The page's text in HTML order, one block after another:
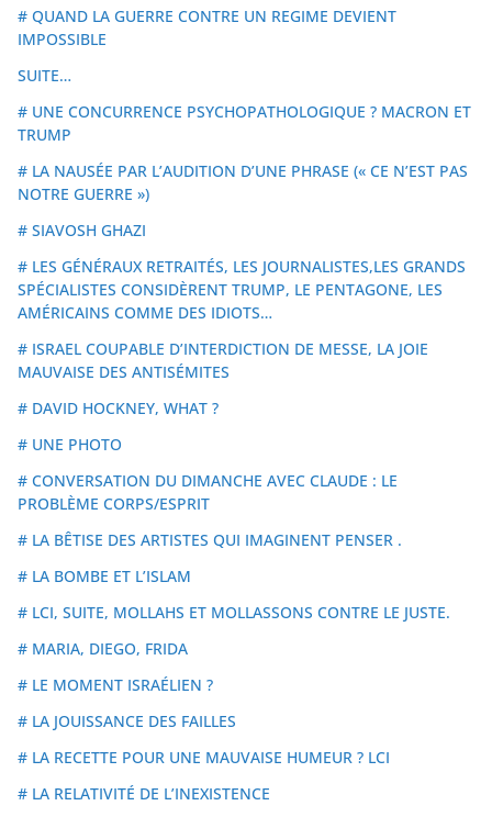
# QUAND LA GUERRE CONTRE UN REGIME DEVIENT
IMPOSSIBLE
SUITE…
# UNE CONCURRENCE PSYCHOPATHOLOGIQUE ? MACRON ET
TRUMP
# LA NAUSÉE PAR L’AUDITION D’UNE PHRASE (« CE N’EST PAS
NOTRE GUERRE »)
# SIAVOSH GHAZI
# LES GÉNÉRAUX RETRAITÉS, LES JOURNALISTES,LES GRANDS
SPÉCIALISTES CONSIDÈRENT TRUMP, LE PENTAGONE, LES
AMÉRICAINS COMME DES IDIOTS…
# ISRAEL COUPABLE D’INTERDICTION DE MESSE, LA JOIE
MAUVAISE DES ANTISÉMITES
# DAVID HOCKNEY, WHAT ?
# UNE PHOTO
# CONVERSATION DU DIMANCHE AVEC CLAUDE : LE
PROBLÈME CORPS/ESPRIT
# LA BÊTISE DES ARTISTES QUI IMAGINENT PENSER .
# LA BOMBE ET L’ISLAM
# LCI, SUITE, MOLLAHS ET MOLLASSONS CONTRE LE JUSTE.
# MARIA, DIEGO, FRIDA
# LE MOMENT ISRAÉLIEN ?
# LA JOUISSANCE DES FAILLES
# LA RECETTE POUR UNE MAUVAISE HUMEUR ? LCI
# LA RELATIVITÉ DE L’INEXISTENCE